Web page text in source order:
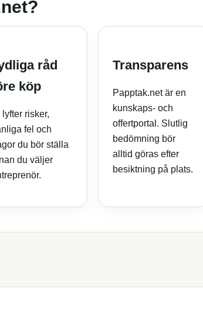
råd
köp
lyfter risker,
fel och
du bör ställa
du väljer
Transparens
Papptak.net är en
kunskaps- och
offertportal. Slutlig
bedömning bör
alltid göras efter
besiktning på plats.